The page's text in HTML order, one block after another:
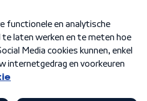
Privacybeleid